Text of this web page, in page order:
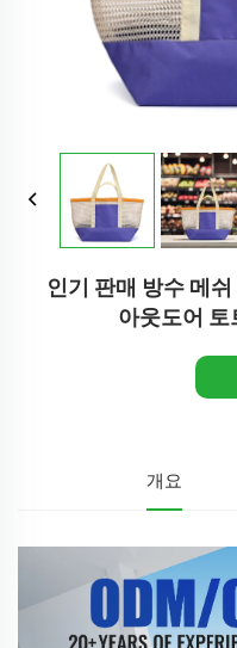
인기 판매 방수 메
아웃도어 토
개요